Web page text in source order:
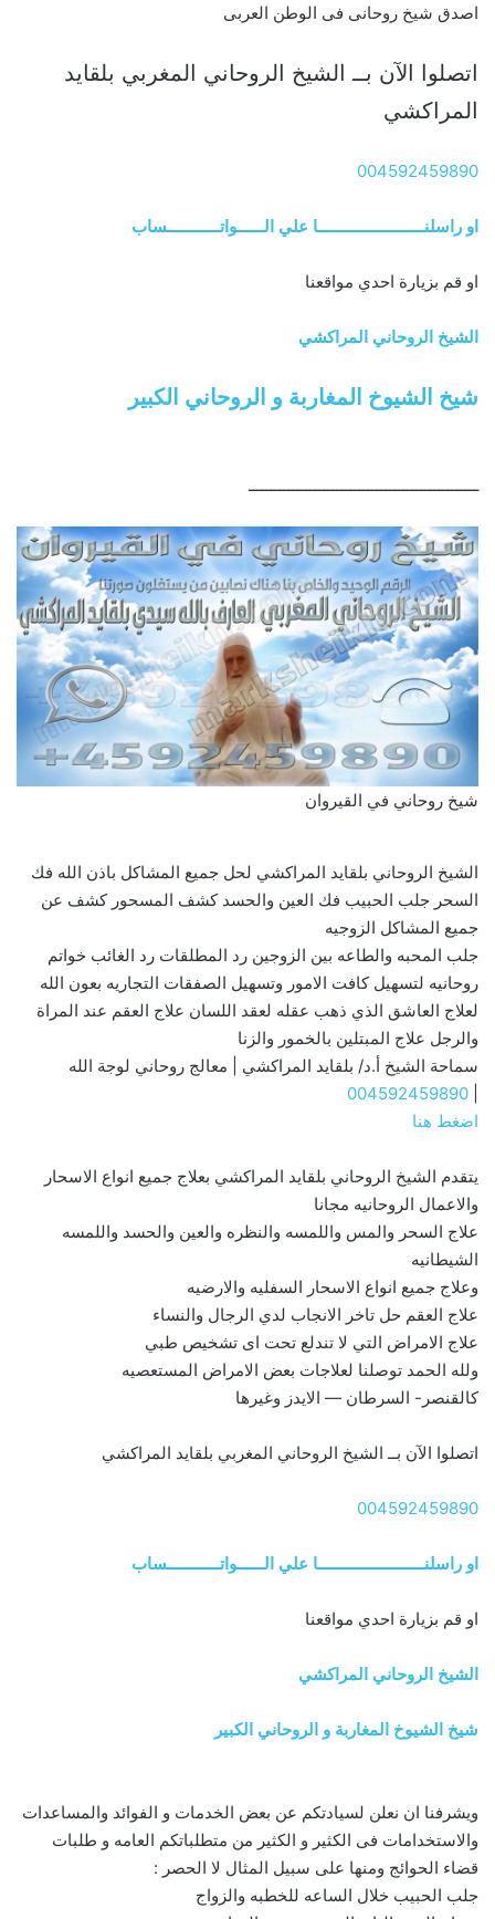
اصدق شيخ روحانى فى الوطن العربى
اتصلوا الآن بــ الشيخ الروحاني المغربي بلقايد
المراكشي
004592459890
او راسلنــــــــــــــــــــــــا علي الــــــواتــــــــــــساب
او قم بزيارة احدي مواقعنا
الشيخ الروحاني المراكشي
شيخ الشيوخ المغاربة و الروحاني الكبير
ــــــــــــــــــــــــــــــــــــــــــــــــــــ
شيخ روحاني في القيروان
الشيخ الروحاني بلقايد المراكشي لحل جميع المشاكل باذن الله فك
السحر جلب الحبيب فك العين والحسد كشف المسحور كشف عن
جميع المشاكل الزوجيه
جلب المحبه والطاعه بين الزوجين رد المطلقات رد الغائب خواتم
روحانيه لتسهيل كافت الامور وتسهيل الصفقات التجاريه بعون الله
لعلاج العاشق الذي ذهب عقله لعقد اللسان علاج العقم عند المراة
والرجل علاج المبتلين بالخمور والزنا
سماحة الشيخ أ.د/ بلقايد المراكشي | معالج روحاني لوجة الله
004592459890
اضغط هنا
يتقدم الشيخ الروحاني بلقايد المراكشي بعلاج جميع انواع الاسحار
والاعمال الروحانيه مجانا
علاج السحر والمس واللمسه والنظره والعين والحسد واللمسه
الشيطانيه
وعلاج جميع انواع الاسحار السفليه والارضيه
علاج العقم حل تاخر الانجاب لدي الرجال والنساء
علاج الامراض التي لا تندلع تحت اى تشخيص طبي
ولله الحمد توصلنا لعلاجات بعض الامراض المستعصيه
كالقنصر- السرطان — الايدز وغيرها
اتصلوا الآن بــ الشيخ الروحاني المغربي بلقايد المراكشي
004592459890
او راسلنــــــــــــــــــــــــا علي الــــــواتــــــــــــساب
او قم بزيارة احدي مواقعنا
الشيخ الروحاني المراكشي
شيخ الشيوخ المغاربة و الروحاني الكبير
ويشرفنا ان نعلن لسيادتكم عن بعض الخدمات و الفوائد والمساعدات
والاستخدامات فى الكثير و الكثير من متطلباتكم العامه و طلبات
قضاء الحوائج ومنها على سبيل المثال لا الحصر :
جلب الحبيب خلال الساعه للخطبه والزواج